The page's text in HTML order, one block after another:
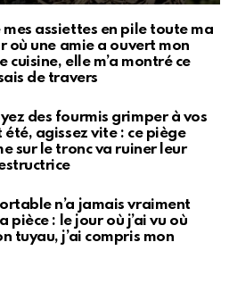
mes assiettes en pile toute ma
où une amie a ouvert mon
cuisine, elle m’a montré ce
de travers
des fourmis grimper à vos
été, agissez vite : ce piège
sur le tronc va ruiner leur
n’a jamais vraiment
pièce : le jour où j’ai vu où
tuyau, j’ai compris mon